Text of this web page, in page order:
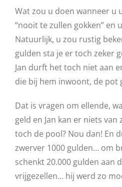
Wat zou u doen wanneer u
“nooit te zullen gokken” en
Natuurlijk, u zou rustig
gulden sta je er toch zeker
Jan durft het toch niet aan
die bij hem inwoont, de pot
Dat is vragen om ellende,
geld en Jan kan er niets
toch de pool? Nou dan! En
zwerver 1000 gulden… om
schenkt 20.000 gulden aan
vrijgezellen… hij werd zo